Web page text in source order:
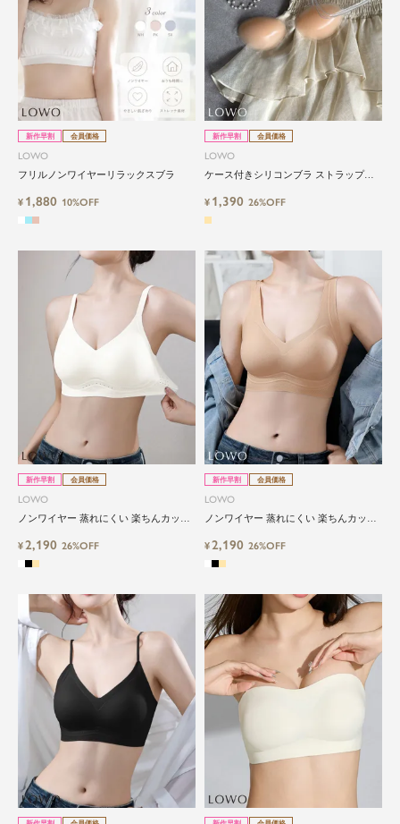
新作早割 会員価格
LOWO
フリルノンワイヤーリラックスブラ
¥ 1,880 10%OFF
新作早割 会員価格
LOWO
ケース付きシリコンブラ ストラップレ
¥ 1,390 26%OFF
新作早割 会員価格
LOWO
ノンワイヤー 蒸れにくい 楽ちんカップ
¥2,190 26%OFF
新作早割 会員価格
LOWO
ノンワイヤー 蒸れにくい 楽ちんカップ
¥2,190 26%OFF